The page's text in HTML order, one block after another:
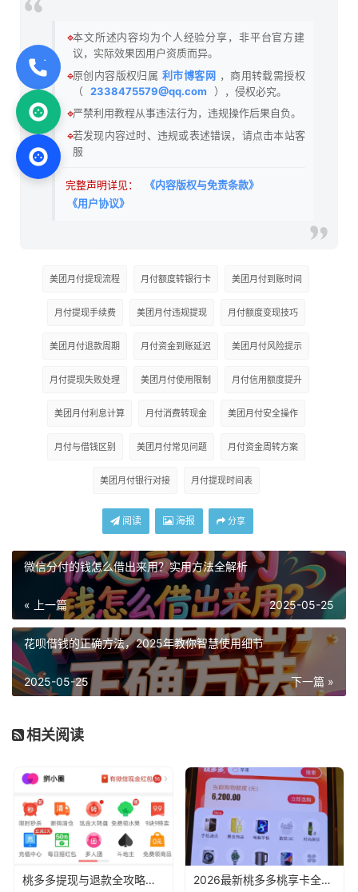
🔹本文所述内容均为个人经验分享，非平台官方建
议，实际效果因用户资质而异。
🔹原创内容版权归属 利市博客网 ，商用转载需授权
（
2338475579@qq.com
），侵权必究。
🔹严禁利用教程从事违法行为，违规操作后果自负。
🔹若发现内容过时、违规或表述错误，请点击本站客
服
完整声明详见：
《内容版权与免责条款》
《用户协议》
美团月付提现流程 月付额度转银行卡 美团月付到账时间
月付提现手续费 美团月付违规提现 月付额度变现技巧
美团月付退款周期 月付资金到账延迟 美团月付风险提示
月付提现失败处理 美团月付使用限制 月付信用额度提升
美团月付利息计算 月付消费转现金 美团月付安全操作
月付与借钱区别 美团月付常见问题 月付资金周转方案
美团月付银行对接 月付提现时间表
阅读 海报 分享
微信分付的钱怎么借出来用？实用方法全解析
« 上一篇 2025-05-25
花呗借钱的正确方法，2025年教你智慧使用细节
下一篇 »
2025-05-25
相关阅读
桃多多提现与退款全攻略，2026年最新商家必看避坑指南 2026最新桃多多桃享卡全攻略：开通、使用变现提现及避坑指南